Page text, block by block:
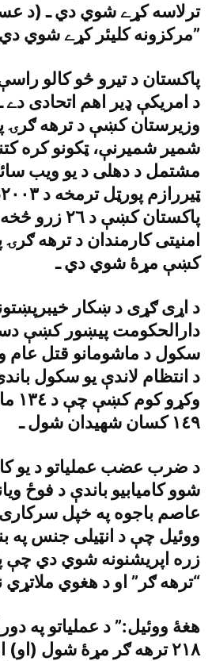
ترلاسه کړے شوي دي ـ (د
مرکزونه کليئر کړے شوي دي ـ”
پاکستان د تيرو څو کالو
د امريکې ډير اهم اتحادى دے
وزيرستان کښې د ترهه ګرۍ
شمير شميرنې، ټکونو کره
مشتمل د دهلى د يو ويب
پاکستان کښې
امنيتى کارمندان د ترهه ګرۍ
کښې مړۀ شوي دي ـ
د اړى ګړى د ښکار
سکول د ماشومانو قتل عام
د انتظام لاندې يو سکول
١٤٩ کسان شهيدان شول ـ
د ضرب عضب عملياتو د يو
شوو کاميابيو باندې د فوځ
عاصم باجوه په خپل سرکارى
ووئيل چې د انټيلى جنس په
زره اپريشنونه شوي دي چې
“ترهه ګر” او د هغوي
هغۀ ووئيل:” د عملياتو په